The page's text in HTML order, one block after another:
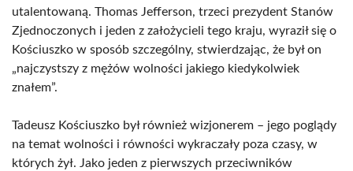
utalentowaną. Thomas Jefferson, trzeci prezydent Stanów
Zjednoczonych i jeden z założycieli tego kraju, wyraził się o
Kościuszko w sposób szczególny, stwierdzając, że był on
„najczystszy z mężów wolności jakiego kiedykolwiek
znałem”.
Tadeusz Kościuszko był również wizjonerem – jego poglądy
na temat wolności i równości wykraczały poza czasy, w
których żył. Jako jeden z pierwszych przeciwników